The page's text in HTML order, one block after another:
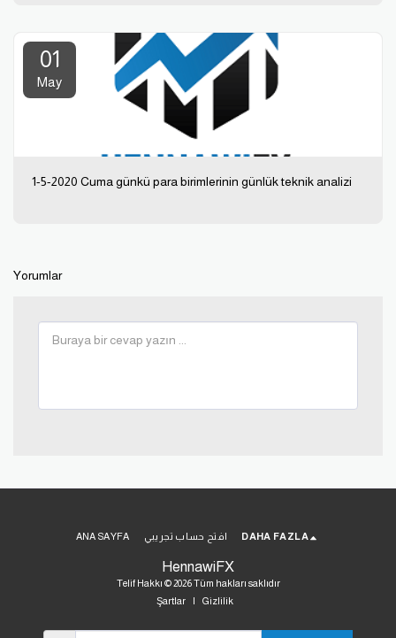
01
May
1-5-2020 Cuma günkü para birimlerinin günlük teknik analizi
Yorumlar
HennawiFX
Telif Hakkı © 2026 Tüm hakları saklıdır
Şartlar| Gizlilik
ANA SAYFA افتح حساب تجريبي DAHA FAZLA